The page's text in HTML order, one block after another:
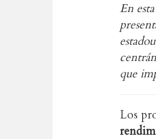
En
que
Los